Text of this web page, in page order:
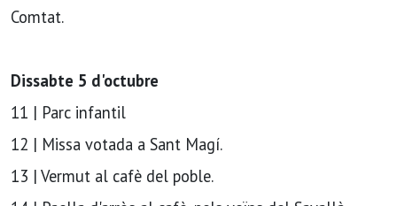
Comtat.
Dissabte 5 d'octubre
11 | Parc infantil
12 | Missa votada a Sant Magí.
13 | Vermut al cafè del poble.